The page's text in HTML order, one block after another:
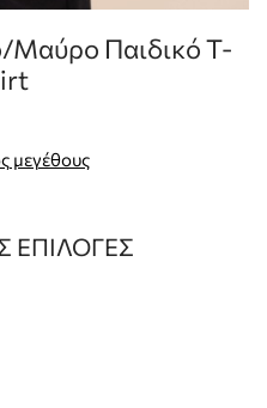
Μαύρο Παιδικό T-
μεγέθους
ΕΠΙΛΟΓΈΣ